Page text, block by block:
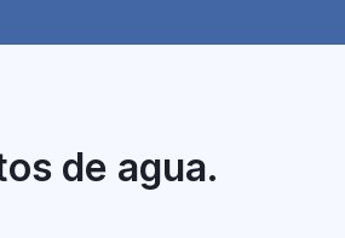
de agua.